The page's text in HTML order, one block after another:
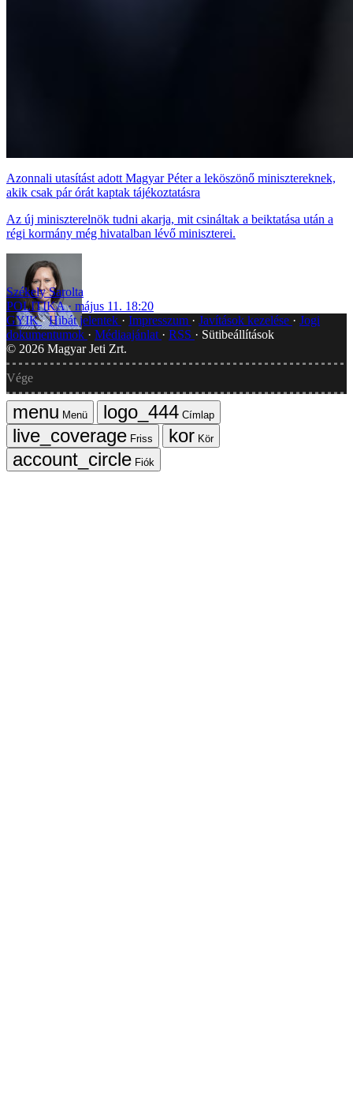
Azonnali utasítást adott Magyar Péter a leköszönő minisztereknek,
akik csak pár órát kaptak tájékoztatásra
Az új miniszterelnök tudni akarja, mit csináltak a beiktatása után a
régi kormány még hivatalban lévő miniszterei.
Székely Sarolta
POLITIKA
május 11. 18:20
GYIK Hibát jelentek Impresszum Javítások kezelése
Jogi
dokumentumok
Médiaajánlat RSS
Sütibeállítások
© 2026 Magyar Jeti Zrt.
Vége
Menü
Címlap
Friss
Kör
Fiók